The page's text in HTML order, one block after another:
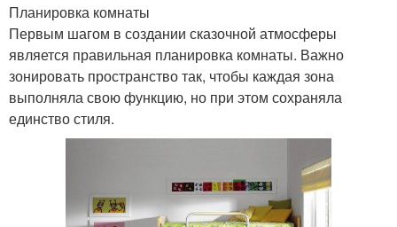
Планировка комнаты
Первым шагом в создании сказочной атмосферы
является правильная планировка комнаты. Важно
зонировать пространство так, чтобы каждая зона
выполняла свою функцию, но при этом сохраняла
единство стиля.